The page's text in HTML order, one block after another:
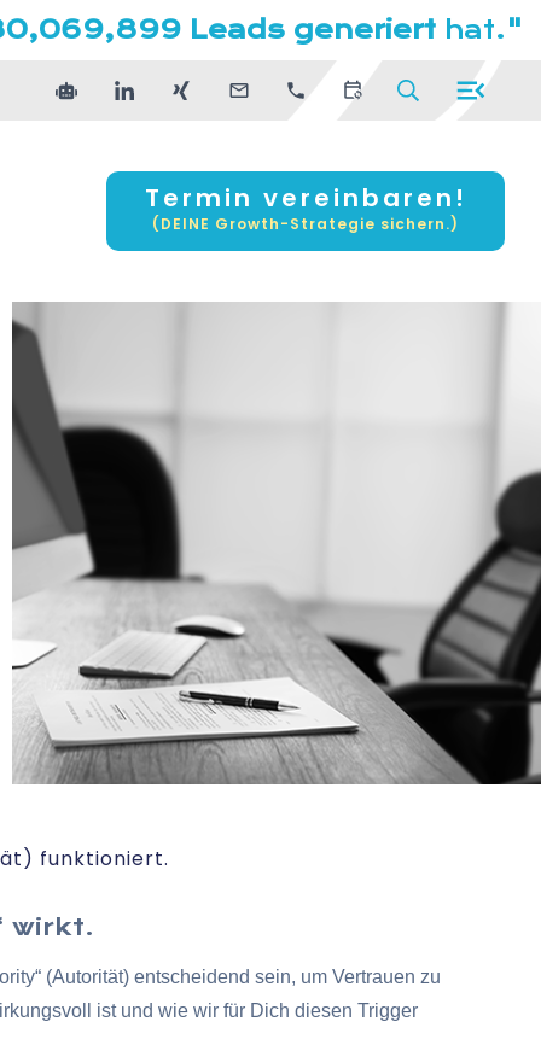
Leads generiert hat."
Termin vereinbaren!
(DEINE Growth-Strategie sichern.)
funktioniert.
wirkt.
(Autorität) entscheidend sein, um Vertrauen zu
ist und wie wir für Dich diesen Trigger